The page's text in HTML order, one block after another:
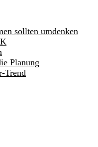
sollten umdenken
Planung
Trend